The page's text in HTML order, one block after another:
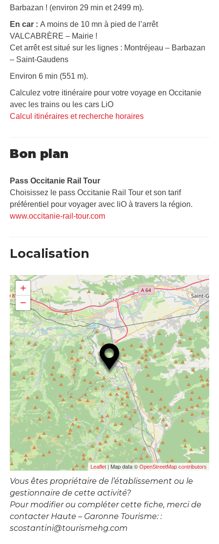
Barbazan ! (environ 29 min et 2499 m).
En car : A moins de 10 mn à pied de l’arrêt
VALCABRÈRE – Mairie !
Cet arrêt est situé sur les lignes : Montréjeau – Barbazan
– Saint-Gaudens
Environ 6 min (551 m).
Calculez votre itinéraire pour votre voyage en Occitanie
avec les trains ou les cars LiO
Calcul itinéraires et recherche horaires
Bon plan
Pass Occitanie Rail Tour​
Choisissez le pass Occitanie Rail Tour et son tarif
préférentiel pour voyager avec liO à travers la région.
www.occitanie-rail-tour.com
Localisation
+
−
Leaflet | Map data © OpenStreetMap contributors
Vous êtes propriétaire de l’établissement ou le
gestionnaire de cette activité?
Pour modifier ou compléter cette fiche, merci de
contacter Haute – Garonne Tourisme: :
scostantini@tourismehg.com